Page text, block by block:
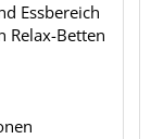
Essbereich
Relax-Betten